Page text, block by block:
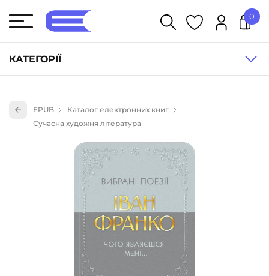
КАТЕГОРІЇ
Книги для дітей (836)
Науково-популярна література (1015)
Навчальна література та посібники (527)
Енциклопедії, довідники, словники (55)
Подарункові сертифікати (1)
0
EPUB
Каталог електронних книг
Сучасна художня література